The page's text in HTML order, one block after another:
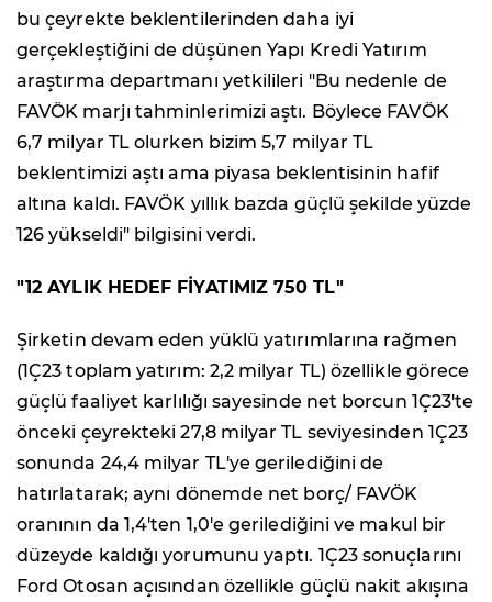
bu çeyrekte beklentilerinden daha iyi
gerçekleştiğini de düşünen Yapı Kredi Yatırım
araştırma departmanı yetkilileri "Bu nedenle de
FAVÖK marjı tahminlerimizi aştı. Böylece FAVÖK
6,7 milyar TL olurken bizim 5,7 milyar TL
beklentimizi aştı ama piyasa beklentisinin hafif
altına kaldı. FAVÖK yıllık bazda güçlü şekilde yüzde
126 yükseldi" bilgisini verdi.
"12 AYLIK HEDEF FİYATIMIZ 750 TL"
Şirketin devam eden yüklü yatırımlarına rağmen
(1Ç23 toplam yatırım: 2,2 milyar TL) özellikle görece
güçlü faaliyet karlılığı sayesinde net borcun 1Ç23'te
önceki çeyrekteki 27,8 milyar TL seviyesinden 1Ç23
sonunda 24,4 milyar TL'ye gerilediğini de
hatırlatarak; aynı dönemde net borç/ FAVÖK
oranının da 1,4'ten 1,0'e gerilediğini ve makul bir
düzeyde kaldığı yorumunu yaptı. 1Ç23 sonuçlarını
Ford Otosan açısından özellikle güçlü nakit akışına